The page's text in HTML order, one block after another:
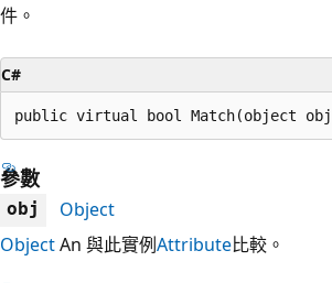
件。
C#
public virtual bool Match(object
參數
obj
Object
ObjectAn 與此實例Attribute比較。